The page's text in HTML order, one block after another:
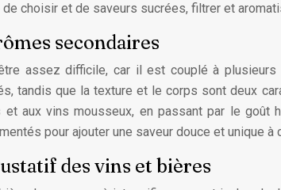
choisir et de saveurs sucrées, filtrer et
secondaires
assez difficile, car il est couplé à
tandis que la texture et le corps sont deux
aux vins mousseux, en passant par le
pour ajouter une saveur douce et unique à
des vins et bières